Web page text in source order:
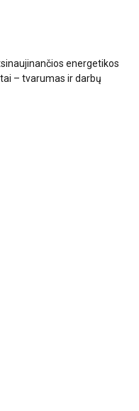
energetikos
– tvarumas ir darbų
ir analizuoti
apie
su mūsų
kurie gali
kurią jiems
kai